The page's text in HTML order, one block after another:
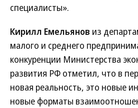
специалисты».
Кирилл Емельянов из
малого и среднего
конкуренции Министерства
развития РФ отметил, что в
новая реальность, это новые
новые форматы